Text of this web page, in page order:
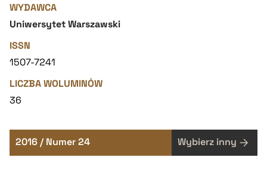
WYDAWCA
Uniwersytet Warszawski
ISSN
1507-7241
LICZBA WOLUMINÓW
36
2016 / Numer 24 Wybierz inny